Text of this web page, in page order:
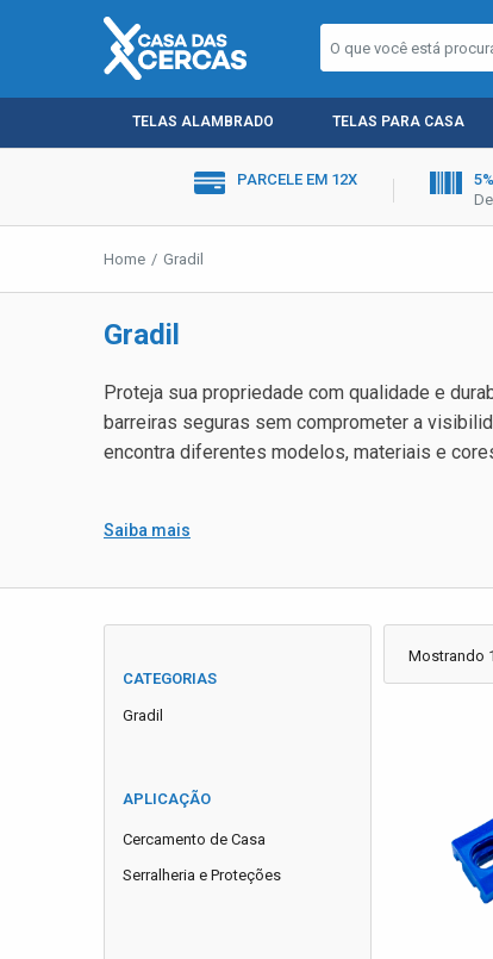
TELAS ALAMBRADO TELAS PARA CASA
PARCELE EM 12X
Home Gradil
Gradil
Proteja sua propriedade com qualidade e
barreiras seguras sem comprometer a
encontra diferentes modelos, materiais e
Saiba mais
CATEGORIAS
Gradil
APLICAÇÃO
Cercamento de Casa
Serralheria e Proteções
Mostrando